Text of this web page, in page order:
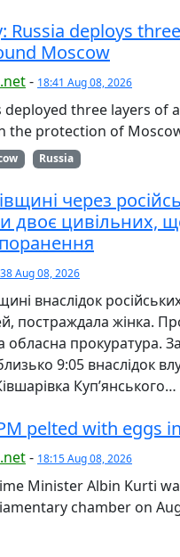
Russia deploys
Moscow
- 18:41 Aug 08, 2026
deployed three layers of
the protection of
Russia
через
двоє цивільних,
Aug 08, 2026
внаслідок
постраждала жінка.
обласна прокуратура.
9:05 внаслідок
Куп’янського…
pelted with eggs
- 18:15 Aug 08, 2026
Minister Albin Kurti
chamber on